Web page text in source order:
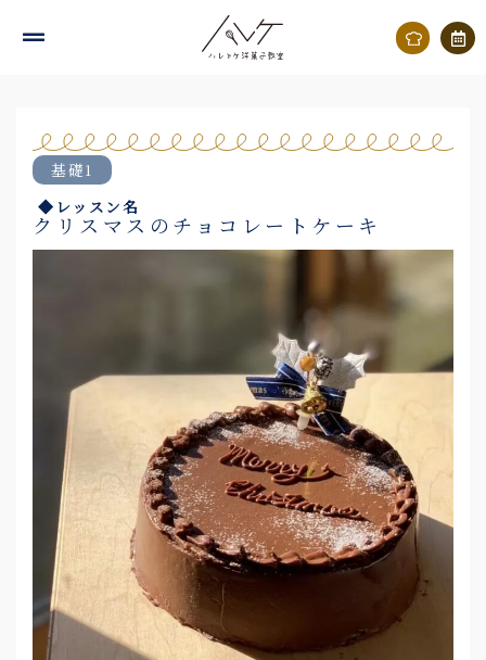
基礎1
◆レッスン名
クリスマスのチョコレートケーキ